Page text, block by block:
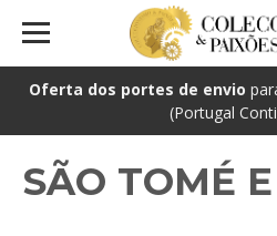
Oferta dos portes de envio
(Portugal
SÃO TOMÉ